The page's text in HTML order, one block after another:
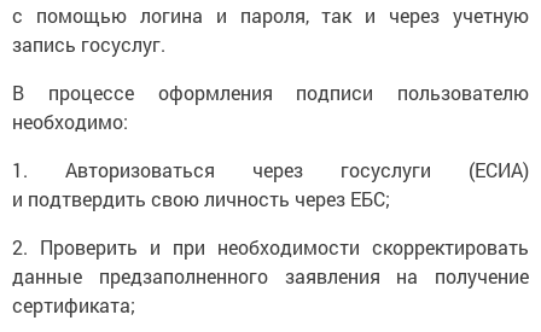
с помощью логина и пароля, так и через учетную
запись госуслуг.
В процессе оформления подписи пользователю
необходимо:
1. Авторизоваться через госуслуги (ЕСИА)
и подтвердить свою личность через ЕБС;
2. Проверить и при необходимости скорректировать
данные предзаполненного заявления на получение
сертификата;